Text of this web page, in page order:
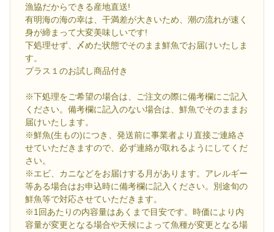
漁協だからできる産地直送!
有明海の海の幸は、干満差が大きいため、潮の流れが速く
身が締まって大変美味しいです!
下処理せず、〆めた状態でそのまま鮮魚でお届けいたしま
す。
プラス１のお試し商品付き
※下処理をご希望の場合は、ご注文の際に備考欄にご記入
ください。備考欄に記入のない場合は、鮮魚でそのままお
届けいたします。
※鮮魚(生もの)につき、発送前に事業者より直接ご連絡さ
せていただきますので、必ず連絡が取れるようにしてくだ
さい。
※エビ、カニなどをお届けする月があります。アレルギー
等ある場合はお申込時に備考欄に記入ください。別途旬の
鮮魚等で対応させていただきます。
※1回あたりの内容量はあくまで目安です。時価により内
容量が変更となる場合や天候によって魚種が変更となる場